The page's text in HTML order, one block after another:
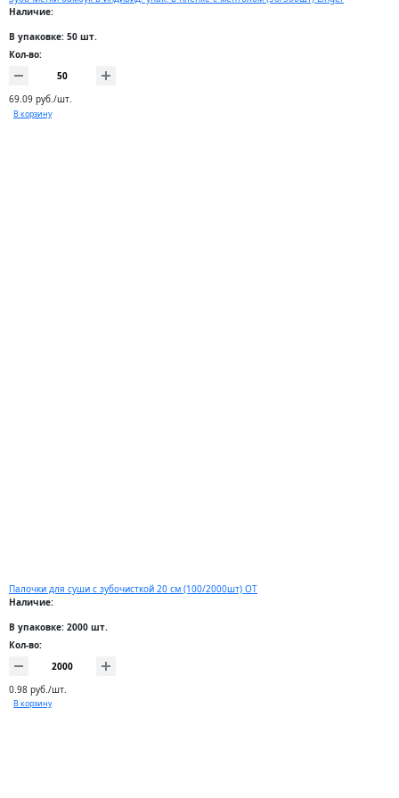
Наличие:
В упаковке: 50 шт.
Кол-во:
69.09 руб./шт.
В корзину
Палочки для суши с зубочисткой 20 см (100/2000шт) ОТ
Наличие:
В упаковке: 2000 шт.
Кол-во:
0.98 руб./шт.
В корзину